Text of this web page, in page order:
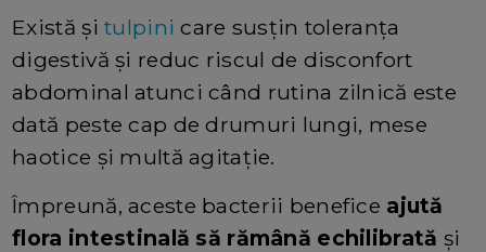
Există șitulpini care susțin toleranța
digestivă și reduc riscul de disconfort
abdominal atunci când rutina zilnică este
dată peste cap de drumuri lungi, mese
haotice și multă agitație.
Împreună, aceste bacterii benefice ajută
flora intestinală să rămână echilibrată și